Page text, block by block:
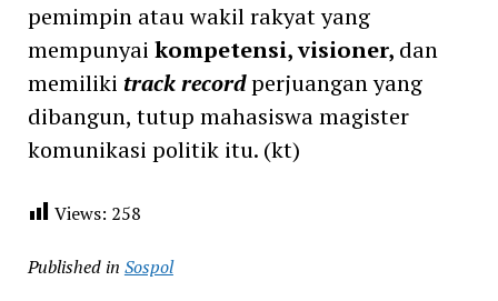
pemimpin atau wakil rakyat yang
mempunyai kompetensi, visioner, dan
memiliki track recordperjuangan yang
dibangun, tutup mahasiswa magister
komunikasi politik itu. (kt)
Views: 258
Published in Sospol